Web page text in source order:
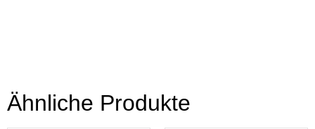
Ähnliche Produkte